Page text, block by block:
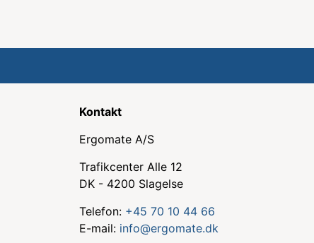
Kontakt
Ergomate A/S
Trafikcenter Alle 12
DK - 4200 Slagelse
Telefon: +45 70 10 44 66
E-mail: info@ergomate.dk